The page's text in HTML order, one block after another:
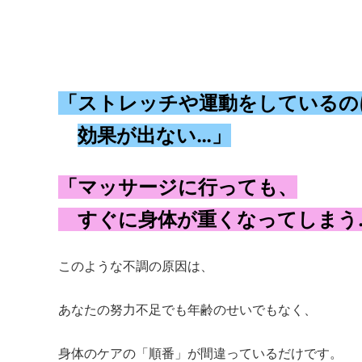
「ストレッチや運動をしている
効果が出ない…」
「マッサージに行っても、
すぐに身体が重くなってしま
このような不調の原因は、
あなたの努力不足でも年齢のせいでもなく、
身体のケアの「順番」が間違っているだけです。